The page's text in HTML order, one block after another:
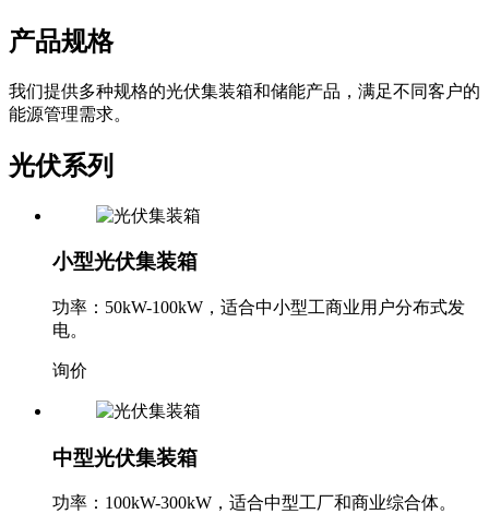
产品规格
我们提供多种规格的光伏集装箱和储能产品，满足不同客户的
能源管理需求。
光伏系列
小型光伏集装箱
功率：50kW-100kW，适合中小型工商业用户分布式发
电。
询价
中型光伏集装箱
功率：100kW-300kW，适合中型工厂和商业综合体。